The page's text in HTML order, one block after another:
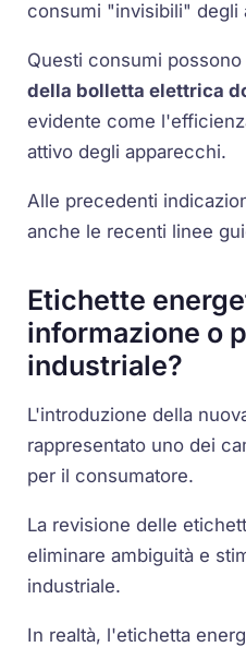
consumi "invisibili" degli
Questi consumi
della bolletta elettrica
evidente come
attivo degli apparecchi.
Alle precedenti
anche le recenti linee
Etichette
informazione o
industriale?
L'introduzione della
rappresentato uno dei
per il consumatore.
La revisione delle
eliminare ambiguità e
industriale.
In realtà, l'etichetta